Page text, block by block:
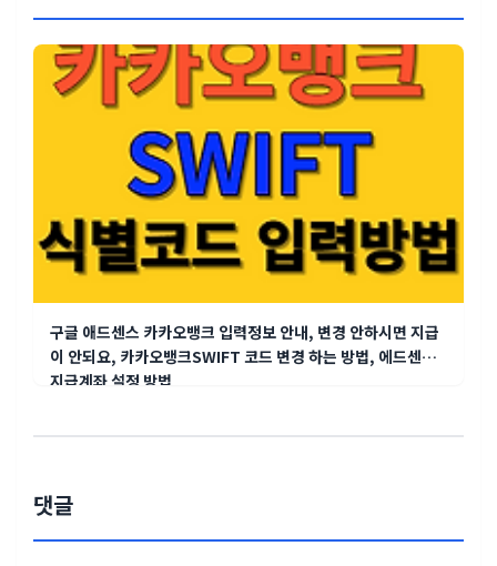
구글 애드센스 카카오뱅크 입력정보 안내, 변경 안하시면 지급
이 안되요, 카카오뱅크SWIFT 코드 변경 하는 방법, 에드센스
지급계좌 설정 방법
댓글